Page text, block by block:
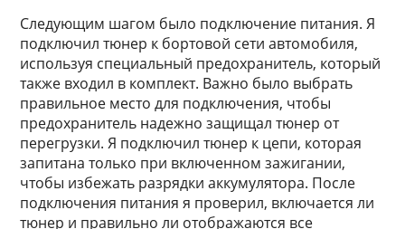
Следующим шагом было подключение питания. Я
подключил тюнер к бортовой сети автомобиля,
используя специальный предохранитель, который
также входил в комплект. Важно было выбрать
правильное место для подключения, чтобы
предохранитель надежно защищал тюнер от
перегрузки. Я подключил тюнер к цепи, которая
запитана только при включенном зажигании,
чтобы избежать разрядки аккумулятора. После
подключения питания я проверил, включается ли
тюнер и правильно ли отображаются все